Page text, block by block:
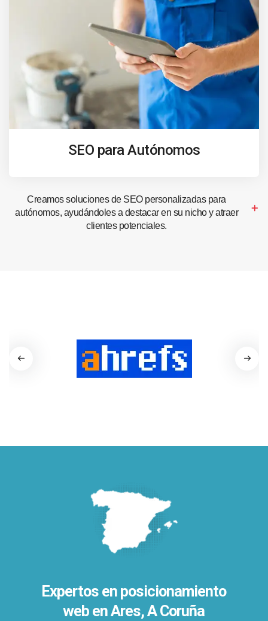
SEO para Autónomos
Creamos soluciones de SEO personalizadas para
autónomos, ayudándoles a destacar en su nicho y atraer
clientes potenciales.
Expertos en posicionamiento
web en Ares, A Coruña